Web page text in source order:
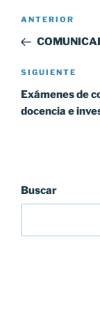
Navegación
entradas
Entrada
anterior:
ANTERIOR
Siguiente
entrada
SIGUIENTE
Exámenes de
docencia e
Buscar